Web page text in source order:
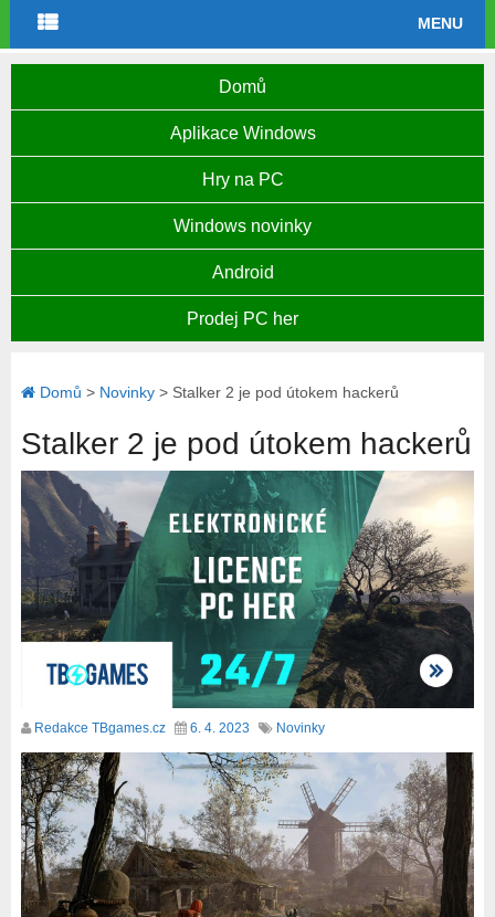
MENU
Domů
Aplikace Windows
Hry na PC
Windows novinky
Android
Prodej PC her
Domů > Novinky> Stalker 2 je pod útokem hackerů
Stalker 2 je pod útokem hackerů
Redakce TBgames.cz 6. 4. 2023 Novinky